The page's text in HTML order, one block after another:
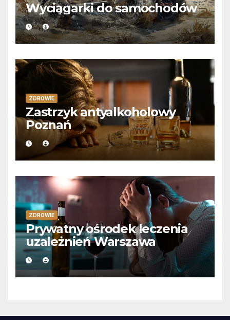
Wyciągarki do samochodów
ZDROWIE
Zastrzyk antyalkoholowy
Poznań
ZDROWIE
Prywatny ośrodek leczenia
uzależnień Warszawa